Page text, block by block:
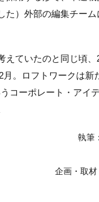
た）外部の編集チーム
えていたのと同じ頃
月。ロフトワークは新
コーポレート・アイ
執筆
企画・取